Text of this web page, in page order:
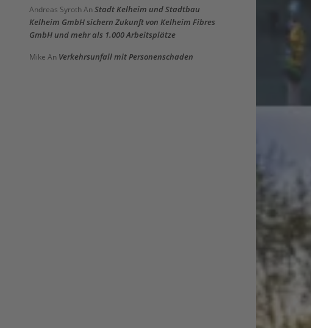
Andreas Syroth An Stadt Kelheim und Stadtbau
Kelheim GmbH sichern Zukunft von Kelheim Fibres
GmbH und mehr als 1.000 Arbeitsplätze
Mike An Verkehrsunfall mit Personenschaden